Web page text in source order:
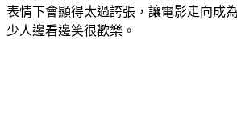
表情下會顯得太過誇張，讓電影走向成
少人邊看邊笑很歡樂。